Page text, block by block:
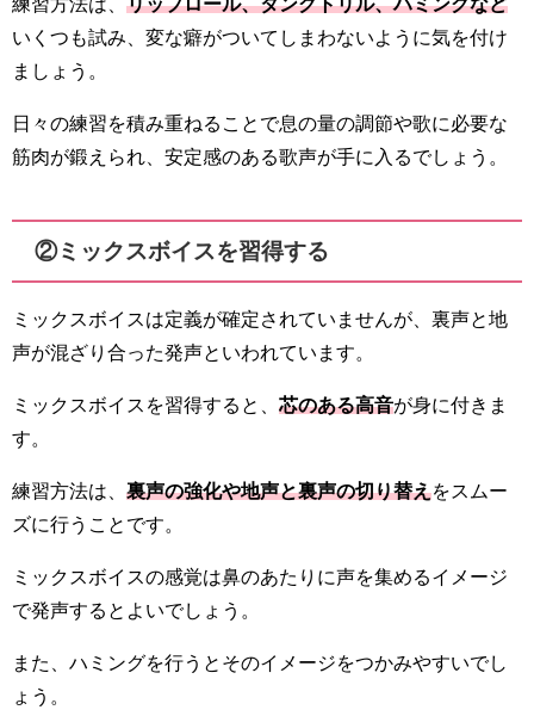
いくつも試み、変な癖がついてしまわないように気を付け
ましょう。
日々の練習を積み重ねることで息の量の調節や歌に必要な
筋肉が鍛えられ、安定感のある歌声が手に入るでしょう。
②ミックスボイスを習得する
ミックスボイスは定義が確定されていませんが、裏声と地
声が混ざり合った発声といわれています。
ミックスボイスを習得すると、 芯のある高音が身に付きま
す。
練習方法は、 裏声の強化や地声と裏声の切り替えをスムー
ズに行うことです。
ミックスボイスの感覚は鼻のあたりに声を集めるイメージ
で発声するとよいでしょう。
また、ハミングを行うとそのイメージをつかみやすいでし
ょう。